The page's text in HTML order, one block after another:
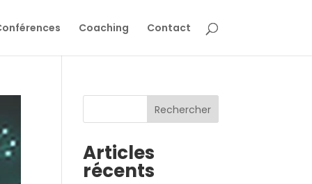
Coaching Contact
Rechercher
Articles
récents